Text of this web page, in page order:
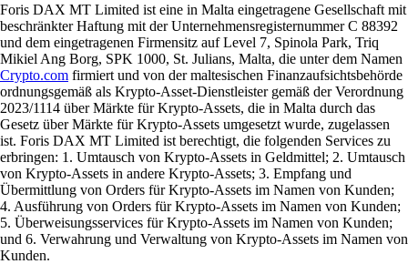
Foris DAX MT Limited ist eine in Malta eingetragene Gesellschaft mit
beschränkter Haftung mit der Unternehmensregisternummer C 88392
und dem eingetragenen Firmensitz auf Level 7, Spinola Park, Triq
Mikiel Ang Borg, SPK 1000, St. Julians, Malta, die unter dem Namen
Crypto.com firmiert und von der maltesischen Finanzaufsichtsbehörde
ordnungsgemäß als Krypto-Asset-Dienstleister gemäß der Verordnung
2023/1114 über Märkte für Krypto-Assets, die in Malta durch das
Gesetz über Märkte für Krypto-Assets umgesetzt wurde, zugelassen
ist. Foris DAX MT Limited ist berechtigt, die folgenden Services zu
erbringen: 1. Umtausch von Krypto-Assets in Geldmittel; 2. Umtausch
von Krypto-Assets in andere Krypto-Assets; 3. Empfang und
Übermittlung von Orders für Krypto-Assets im Namen von Kunden;
4. Ausführung von Orders für Krypto-Assets im Namen von Kunden;
5. Überweisungsservices für Krypto-Assets im Namen von Kunden;
und 6. Verwahrung und Verwaltung von Krypto-Assets im Namen von
Kunden.